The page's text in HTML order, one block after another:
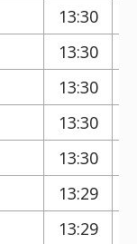
13:30
13:30
13:30
13:30
13:30
13:29
13:29